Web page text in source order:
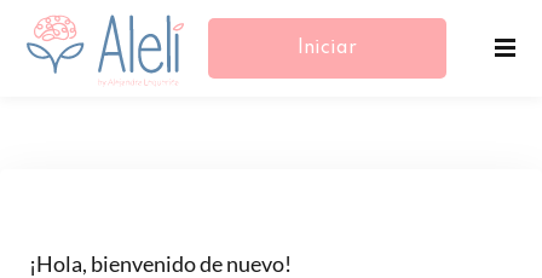
Iniciar
¡Hola, bienvenido de nuevo!